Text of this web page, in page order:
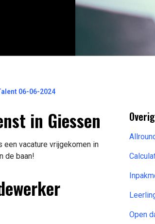
06-06-2024
in Giessen
een vacature vrijgekomen in
de baan!
Open